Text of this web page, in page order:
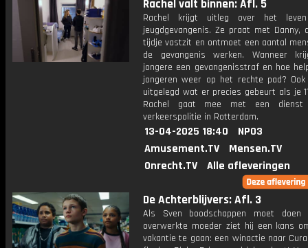
Rachel valt binnen: Afl. 5
Rachel krijgt uitleg over het
jeugdgevangenis. Ze praat met Danny,
tijdje vastzit en ontmoet een aantal
de gevangenis werken. Wanneer
jongere een gevangenisstraf en hoe
jongeren weer op het rechte pad?
uitgelegd wat er precies gebeurt als je
Rachel gaat mee met een
verkeerspolitie in Rotterdam.
13-04-2025 18:40
NPO3
Amusement.TV
Mensen.TV
Onrecht.TV
Alle afleveringen
De Achterblijvers: Afl. 3
Als Sven boodschappen moet doen
overwerkte moeder ziet hij een kans
vakantie te gaan: een winactie naar